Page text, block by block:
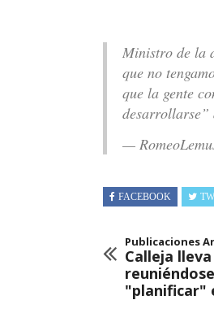
Ministro de la
que no
que la gente
desarrollarse”
—
FACEBOOK
Publicaciones
Calleja
"planificar"